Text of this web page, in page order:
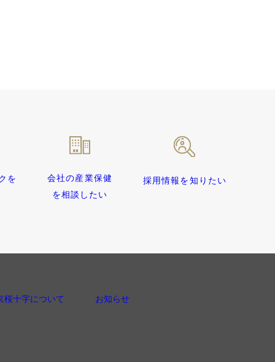
を
会社の産業保健
を相談したい
採用情報を知りたい
桜十字について お知らせ